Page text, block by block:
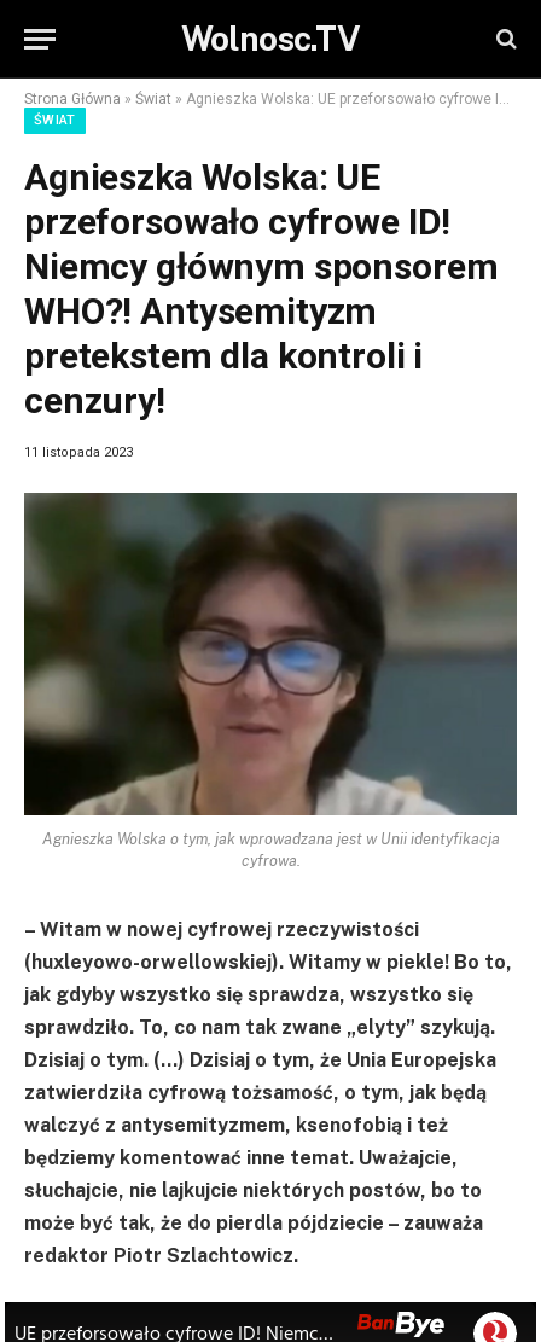
Wolnosc.TV
Strona Główna » Świat » Agnieszka Wolska: UE przeforsowało cyfrowe ID! Niemcy głównym sponsorem WHO?! Antysemityzm pretekstem dla kontroli i cenzury!
ŚWIAT
Agnieszka Wolska: UE
przeforsowało cyfrowe ID!
Niemcy głównym sponsorem
WHO?! Antysemityzm
pretekstem dla kontroli i
cenzury!
11 listopada 2023
Agnieszka Wolska o tym, jak wprowadzana jest w Unii identyfikacja
cyfrowa.
– Witam w nowej cyfrowej rzeczywistości
(huxleyowo-orwellowskiej). Witamy w piekle! Bo to,
jak gdyby wszystko się sprawdza, wszystko się
sprawdziło. To, co nam tak zwane „elyty” szykują.
Dzisiaj o tym. (…) Dzisiaj o tym, że Unia Europejska
zatwierdziła cyfrową tożsamość, o tym, jak będą
walczyć z antysemityzmem, ksenofobią i też
będziemy komentować inne temat. Uważajcie,
słuchajcie, nie lajkujcie niektórych postów, bo to
może być tak, że do pierdla pójdziecie – zauważa
redaktor Piotr Szlachtowicz.